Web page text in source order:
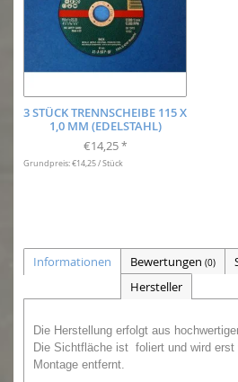
3 STÜCK TRENNSCHEIBE 115 X
1,0 MM (EDELSTAHL)
€14,25 *
Grundpreis: €14,25 / Stück
Informationen Bewertungen (0)
Hersteller
Die Herstellung erfolgt aus
Die Sichtfläche ist foliert und wird erst
Montage entfernt.